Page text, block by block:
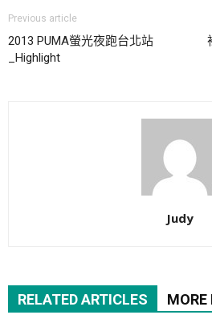
Previous article
2013 PUMA螢光夜跑台北站
_Highlight
Judy
RELATED ARTICLES MORE